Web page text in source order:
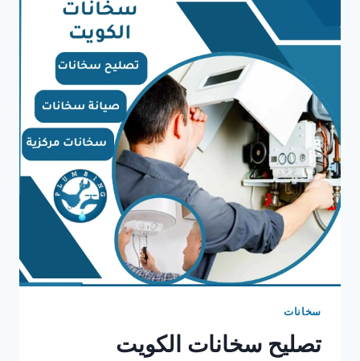
سخانات
تصليح سخانات الكويت